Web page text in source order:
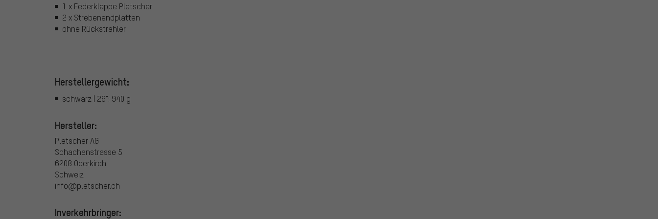
1 x Federklappe Pletscher
2 x Strebenendplatten
ohne Rückstrahler
Herstellergewicht:
schwarz | 26": 940 g
Hersteller:
Pletscher AG
Schachenstrasse 5
6208 Oberkirch
Schweiz
info@pletscher.ch
Inverkehrbringer: